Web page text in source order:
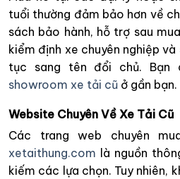
tuổi thường đảm bảo hơn về
sách bảo hành, hỗ trợ sau
kiểm định xe chuyên nghiệp
tục sang tên đổi chủ.
showroom xe tải cũ ở gần bạn.
Website Chuyên Về Xe Tải Cũ
Các trang web chuyên
xetaithung.com là nguồn
kiếm các lựa chọn. Tuy nhiên,